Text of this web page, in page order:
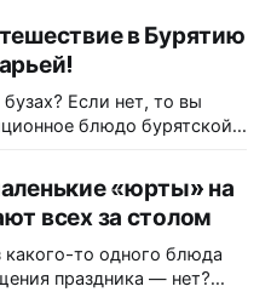
в Бурятию
Если нет, то вы
блюдо бурятской
пару. Сегодня мы
и узнаем все
восхитительного блюда
от настоящих мастериц – Данары и Дарьи. Вместе
«юрты» на
всех за столом
какого-то одного блюда
праздника — нет?